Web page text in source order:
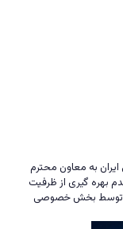
به معاون محترم
بهره گیری از ظرفیت
توسط بخش خصوصی